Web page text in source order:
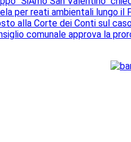
per reati ambientali lungo il
alla Corte dei Conti sul
comunale approva la